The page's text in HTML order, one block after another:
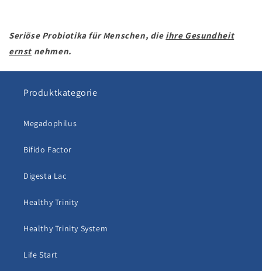
Seriöse Probiotika für Menschen, die ihre Gesundheit
ernst nehmen.
Produktkategorie
Megadophilus
Bifido Factor
Digesta Lac
Healthy Trinity
Healthy Trinity System
Life Start